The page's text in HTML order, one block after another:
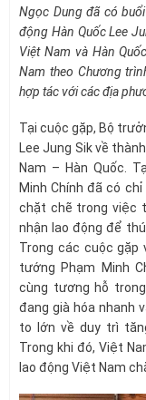
Ngọc Dung đã có
động Hàn Quốc Lee
Việt Nam và Hàn
Nam theo Chương
hợp tác với các địa
Tại cuộc gặp, Bộ
Lee Jung Sik về
Nam – Hàn Quốc.
Minh Chính đã có
chặt chẽ trong việc
nhận lao động để
Trong các cuộc gặp
tướng Phạm Minh
cùng tương hỗ
đang già hóa nhanh
to lớn về duy trì
Trong khi đó, Việt
lao động Việt Nam